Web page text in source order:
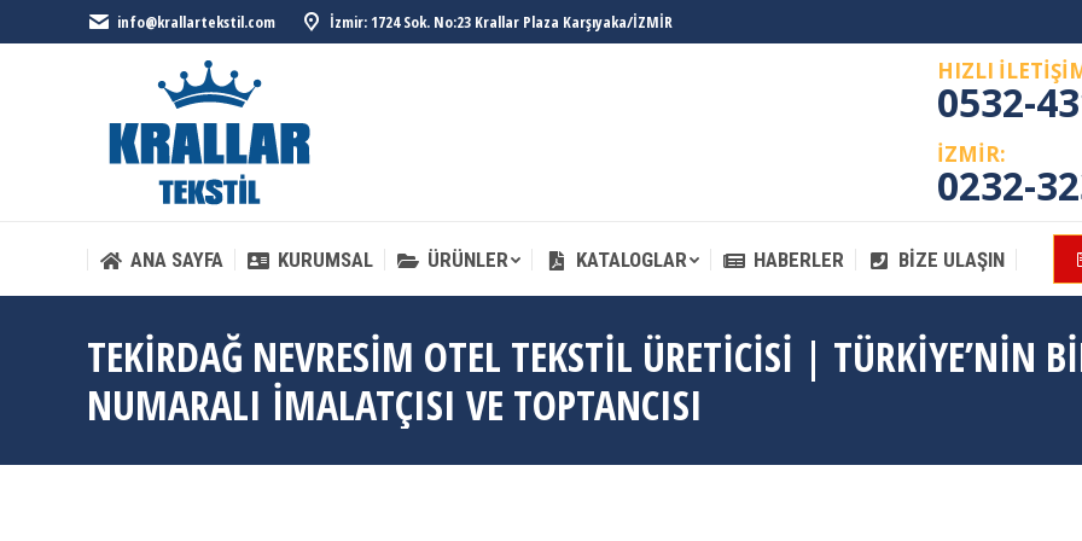
info@krallartekstil.com İzmir: 1724 Sok. No:23 Krallar Plaza Karşıyaka/İZMİR
HIZLI
0532-
İZMİR:
0232-
ANA SAYFA KURUMSAL ÜRÜNLER KATALOGLAR HABERLER BIZE ULAŞIN
TEKIRDAĞ NEVRESIM OTEL TEKSTIL ÜRETICISI | TÜRKIYE’NIN
NUMARALI İMALATÇISI VE TOPTANCISI
ANA SAYFA KURUMSAL ÜRÜNLER KATALOGLAR HABERLER BIZE ULAŞIN